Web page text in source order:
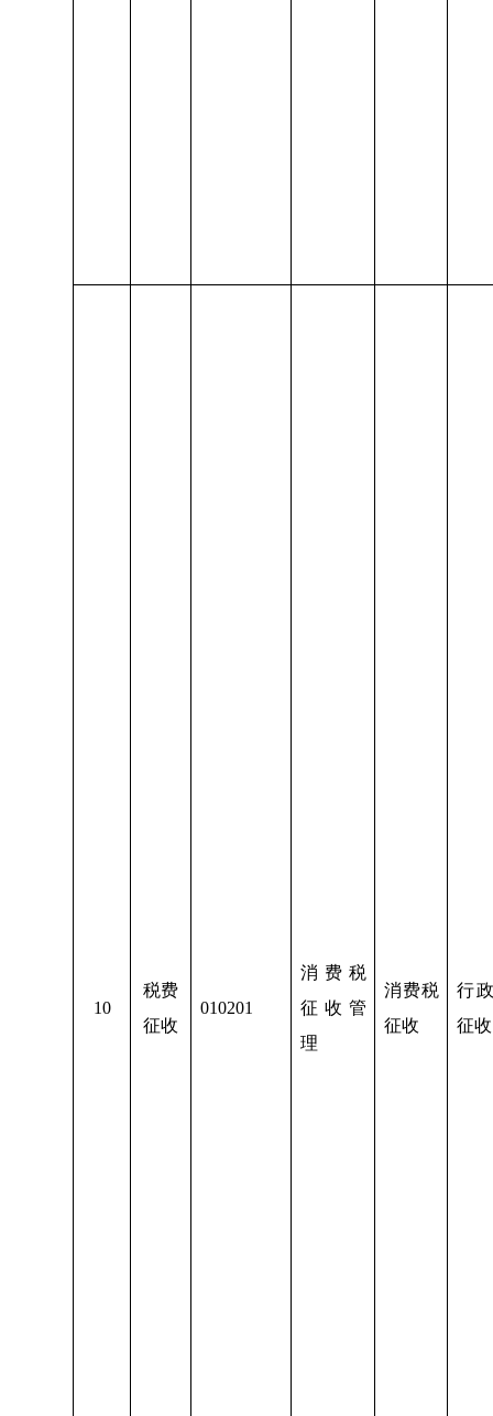
10
税费
征收
010201
消费税
征收管
理
消费税
征收
行
征收